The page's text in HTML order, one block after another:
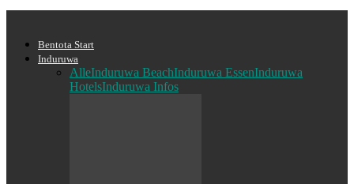
Bentota Start
Induruwa
AlleInduruwa BeachInduruwa EssenInduruwa
HotelsInduruwa Infos